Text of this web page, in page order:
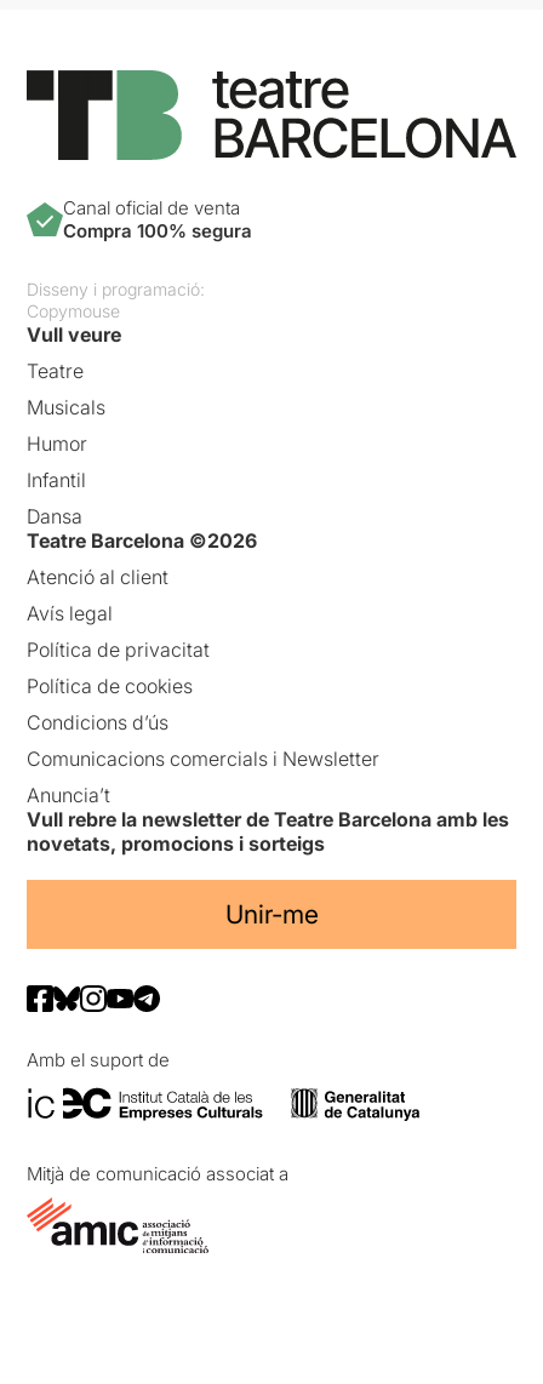
Canal oficial de venta
Compra 100% segura
Disseny i programació:
Copymouse
Vull veure
Teatre
Musicals
Humor
Infantil
Dansa
Teatre Barcelona ©2026
Atenció al client
Avís legal
Política de privacitat
Política de cookies
Condicions d’ús
Comunicacions comercials i Newsletter
Anuncia’t
Vull rebre la newsletter de Teatre Barcelona amb les
novetats, promocions i sorteigs
Unir-me
Amb el suport de
Mitjà de comunicació associat a